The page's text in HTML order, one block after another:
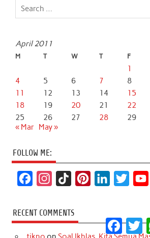
April 2011
M T W T F
1
4
5 6 7 8
11
12 13 14 15
18
19 20 21 22
25
26 27 28 29
« Mar May »
FOLLOW ME:
c
e
s
t
k
T
t
k
t
RECENT COMMENTS